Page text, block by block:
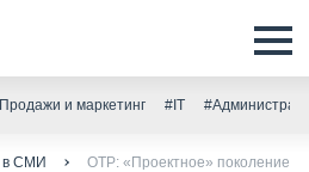
и маркетинг #IT
в СМИ ОТР: «Проектное» поколение